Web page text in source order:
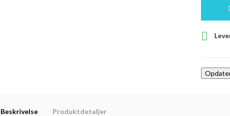

Beskrivelse Produktdetaljer